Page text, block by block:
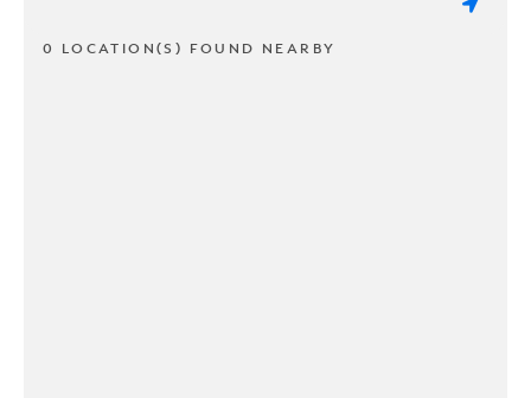
0 LOCATION(S) FOUND NEARBY